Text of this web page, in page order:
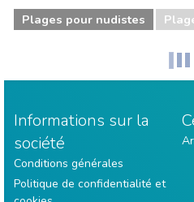
Plages pour nudistes
Informations sur la
société
Conditions générales
Politique de confidentialité et